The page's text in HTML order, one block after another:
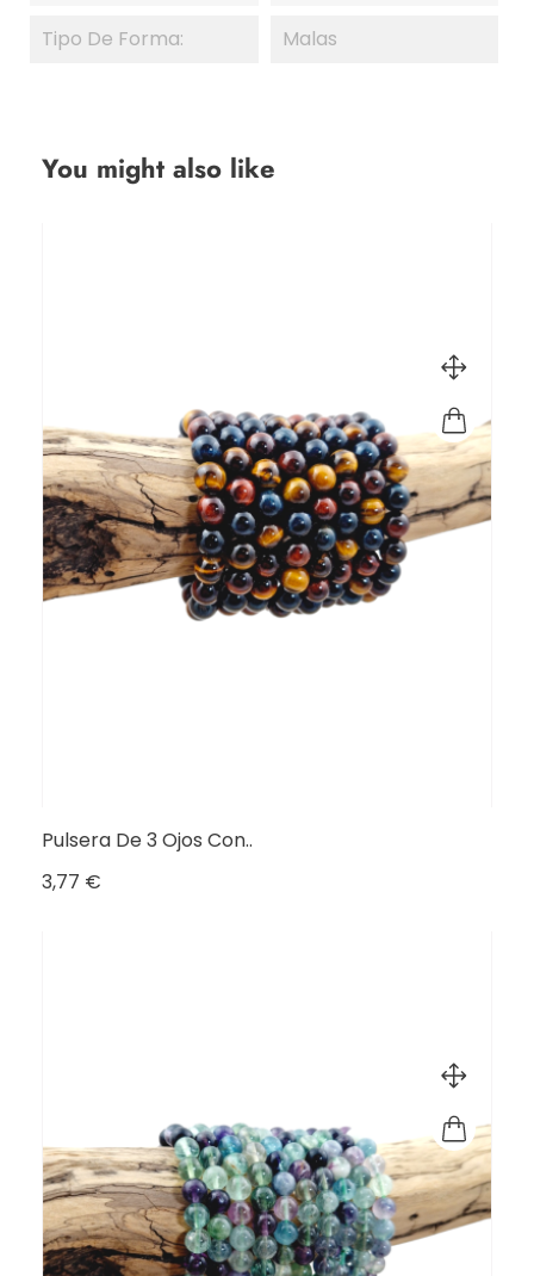
Tipo De Forma: Malas
You might also like
Pulsera De 3 Ojos Con..
3,77 €